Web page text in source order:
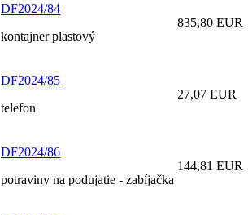
DF2024/84
kontajner plastový
835,80 EUR
DF2024/85
telefon
27,07 EUR
DF2024/86
potraviny na podujatie - zabíjačka
144,81 EUR